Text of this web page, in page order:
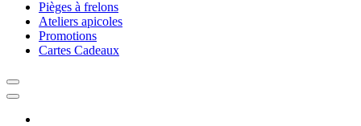
Pièges à frelons
Ateliers apicoles
Promotions
Cartes Cadeaux